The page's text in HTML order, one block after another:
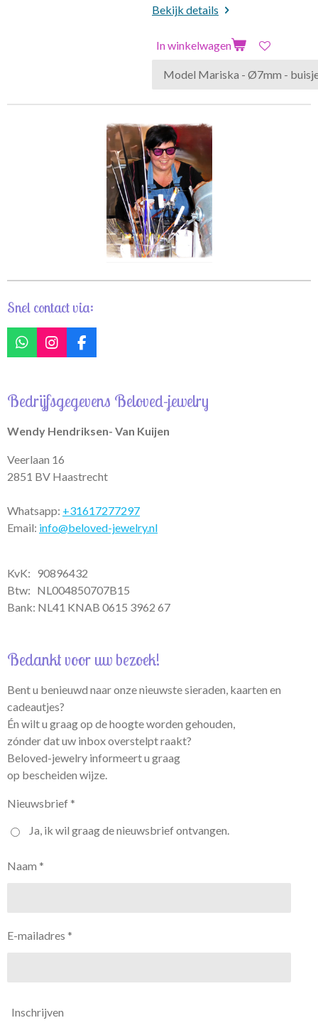
Bekijk details
In winkelwagen
Snel contact via:
W
h
s
p
I
n
a
r
m
F
a
b
o
Bedrijfsgegevens Beloved-jewelry
Wendy Hendriksen- Van Kuijen
Veerlaan 16
2851 BV Haastrecht
Whatsapp: +31617277297
Email: info@beloved-jewelry.nl
KvK: 90896432
Btw: NL004850707B15
Bank: NL41 KNAB 0615 3962 67
Bedankt voor uw bezoek!
Bent u benieuwd naar onze nieuwste sieraden, kaarten en
cadeautjes?
Én wilt u graag op de hoogte worden gehouden,
zónder dat uw inbox overstelpt raakt?
Beloved-jewelry informeert u graag
op bescheiden wijze.
Nieuwsbrief *
Ja, ik wil graag de nieuwsbrief ontvangen.
Naam *
E-mailadres *
Inschrijven